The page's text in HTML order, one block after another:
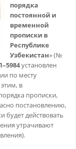
порядка
постоянной и
временной
прописки в
Республике
Узбекистан» (№
установлен
по месту
в
прописки,
постановлению,
действовать
утрачивают